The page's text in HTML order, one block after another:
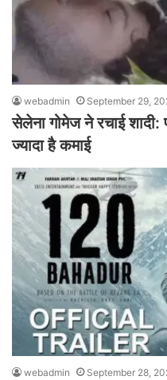
webadmin September 29,
सेलेना गोमेज ने रचाई
ज्यादा है कमाई
webadmin September 28,